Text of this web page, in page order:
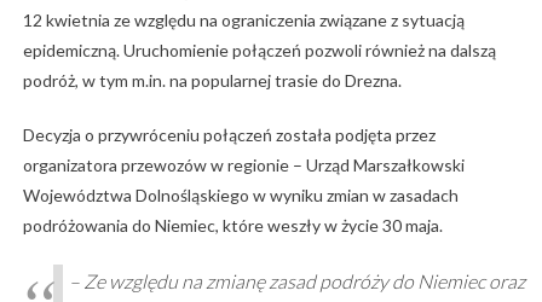
12 kwietnia ze względu na ograniczenia związane z sytuacją
epidemiczną. Uruchomienie połączeń pozwoli również na dalszą
podróż, w tym m.in. na popularnej trasie do Drezna.
Decyzja o przywróceniu połączeń została podjęta przez
organizatora przewozów w regionie – Urząd Marszałkowski
Województwa Dolnośląskiego w wyniku zmian w zasadach
podróżowania do Niemiec, które weszły w życie 30 maja.
– Ze względu na zmianę zasad podróży do Niemiec oraz